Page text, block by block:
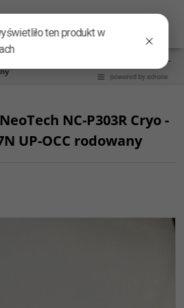
MenuPanel
Wtyk zasilający NeoTech NC-P303R Cryo -
NC-P303R Cryo -
UP-OCC rodowany